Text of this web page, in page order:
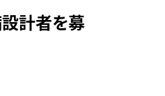
設計者を募